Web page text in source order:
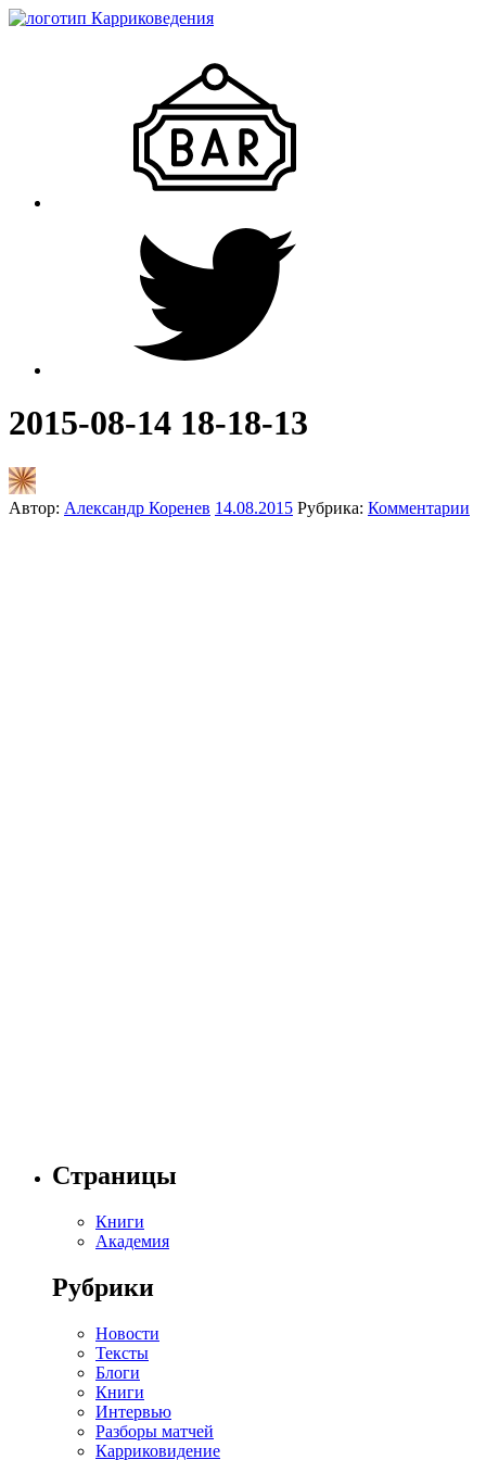
2015-08-14 18-18-13
Автор: Александр Коренев 14.08.2015 Рубрика: Комментарии
Страницы
Книги
Академия
Рубрики
Новости
Тексты
Блоги
Книги
Интервью
Разборы матчей
Карриковидение